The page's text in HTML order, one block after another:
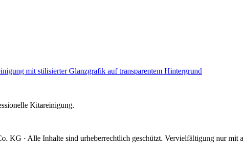
Kitareinigung.
· Alle Inhalte sind urheberrechtlich geschützt. Vervielfältigung nur mit